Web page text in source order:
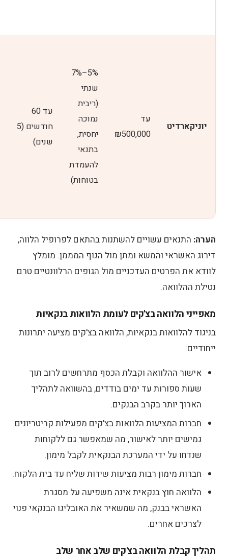
יוניקארדיט
עד
₪500,000​
5%–7%
שנתי
(ריבית
נמוכה
יחסית,
בתנאי
להעמדת
בטוחות)​
עד 60
חודשים (5
שנים)​
הערה: התנאים עשויים להשתנות בהתאם לפרופיל הלווה,
דירוג האשראי והמשא ומתן מול הגוף המממן​. מומלץ
לוודא את הפרטים העדכניים מול הגופים הרלוונטיים טרם
נטילת ההלוואה.
מאפייני הלוואה בצ'קים לעומת הלוואות בנקאיות
בניגוד להלוואות בנקאיות, הלוואה בצ'קים מציעה יתרונות
ייחודיים:
אישור ההלוואה וקבלת הכסף מתרחשים לרוב תוך
שעות ספורות עד ימים בודדים, בהשוואה לתהליך
הארוך יותר בקרב הבנקים.
חברות המציעות הלוואות בצ'קים מפעילות קריטריונים
גמישים יותר לאישור, מה שמאפשר גם ללקוחות
שנדחו על ידי המערכת הבנקאית לקבל מימון.
חברות מימון רבות מציעות שירות שליח עד בית הלקוח.
הלוואה חוץ בנקאית אינה משפיעה על מסגרת
האשראי בבנק, מה שמשאיר את האובליגו הבנקאי פנוי
לצרכים אחרים.
תהליך קבלת הלוואה בצ'קים שלב אחר שלב